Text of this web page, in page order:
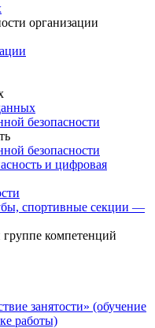
организации
безопасности
безопасности
и цифровая
спортивные секции —
компетенций
занятости» (обучение
работы)